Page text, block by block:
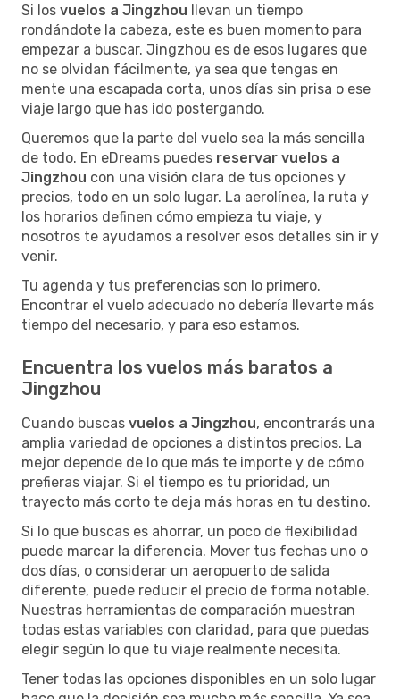
Si los vuelos a Jingzhou llevan un tiempo
rondándote la cabeza, este es buen momento para
empezar a buscar. Jingzhou es de esos lugares que
no se olvidan fácilmente, ya sea que tengas en
mente una escapada corta, unos días sin prisa o ese
viaje largo que has ido postergando.
Queremos que la parte del vuelo sea la más sencilla
de todo. En eDreams puedes reservar vuelos a
Jingzhou con una visión clara de tus opciones y
precios, todo en un solo lugar. La aerolínea, la ruta y
los horarios definen cómo empieza tu viaje, y
nosotros te ayudamos a resolver esos detalles sin ir y
venir.
Tu agenda y tus preferencias son lo primero.
Encontrar el vuelo adecuado no debería llevarte más
tiempo del necesario, y para eso estamos.
Encuentra los vuelos más baratos a
Jingzhou
Cuando buscas vuelos a Jingzhou, encontrarás una
amplia variedad de opciones a distintos precios. La
mejor depende de lo que más te importe y de cómo
prefieras viajar. Si el tiempo es tu prioridad, un
trayecto más corto te deja más horas en tu destino.
Si lo que buscas es ahorrar, un poco de flexibilidad
puede marcar la diferencia. Mover tus fechas uno o
dos días, o considerar un aeropuerto de salida
diferente, puede reducir el precio de forma notable.
Nuestras herramientas de comparación muestran
todas estas variables con claridad, para que puedas
elegir según lo que tu viaje realmente necesita.
Tener todas las opciones disponibles en un solo lugar